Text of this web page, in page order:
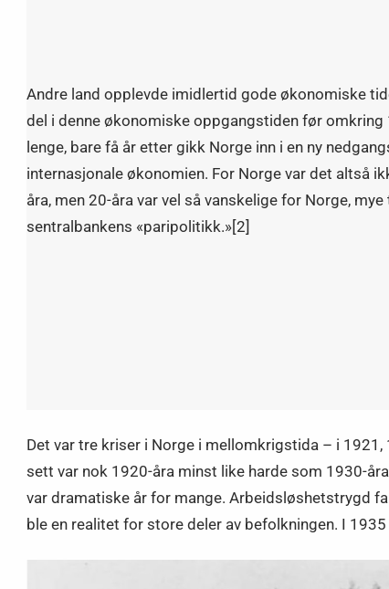
Andre land opplevde imidlertid gode økonomiske
del i denne økonomiske oppgangstiden før
lenge, bare få år etter gikk Norge inn i en ny
internasjonale økonomien. For Norge var det altså
åra, men 20-åra var vel så vanskelige for Norge,
sentralbankens «paripolitikk.»[2]
Det var tre kriser i Norge i mellomkrigstida – i
sett var nok 1920-åra minst like harde som 1930-
var dramatiske år for mange. Arbeidsløshetstrygd
ble en realitet for store deler av befolkningen. I